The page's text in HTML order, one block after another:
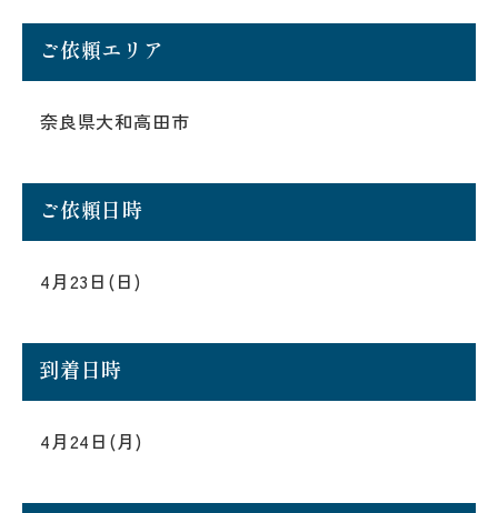
ご依頼エリア
奈良県大和高田市
ご依頼日時
4月23日(日)
到着日時
4月24日(月)